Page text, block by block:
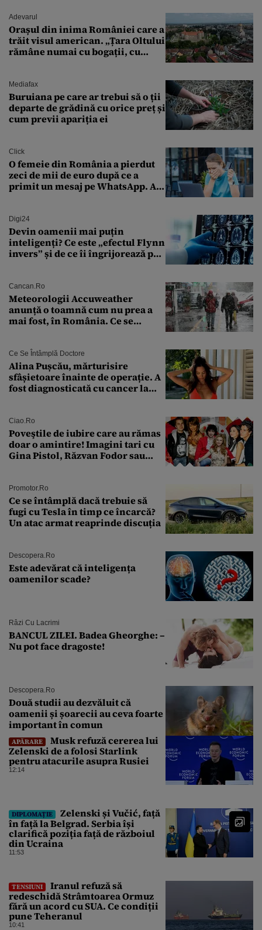
Adevarul
Orașul din inima României care a
trăit visul american. „Țara Oltului
rămâne numai cu bogații, cu
Mediafax
Buruiana pe care ar trebui să o ții
departe de grădină cu orice preț și
cum previi apariția ei
Click
O femeie din România a pierdut
zeci de mii de euro după ce a
primit un mesaj pe WhatsApp. A
Digi24
Devin oamenii mai puțin
inteligenți? Ce este „efectul Flynn
invers” și de ce îi îngrijorează pe
Cancan.ro
Meteorologii Accuweather
anunță o toamnă cum nu prea a
mai fost, în România. Ce se
București. Pe ce dată ninge
Ce Se Întâmplă Doctore
Alina Pușcău, mărturisire
sfâșietoare înainte de operație. A
fost diagnosticată cu cancer la
îmi salvez viața”
Ciao.ro
Poveştile de iubire care au rămas
doar o amintire! Imagini tari cu
Gina Pistol, Răzvan Fodor sau
Promotor.ro
Ce se întâmplă dacă trebuie să
fugi cu Tesla în timp ce încarcă?
Un atac armat reaprinde discuția
Descopera.ro
Este adevărat că inteligența
oamenilor scade?
Râzi Cu Lacrimi
BANCUL ZILEI. Badea Gheorghe: –
Nu pot face dragoste!
Descopera.ro
Două studii au dezvăluit că
oamenii și șoarecii au ceva foarte
important în comun
APĂRARE
Musk refuză cererea lui
Zelenski de a folosi Starlink
pentru atacurile asupra Rusiei
12:14
DIPLOMAȚIE
Zelenski și Vučić, față
în față la Belgrad. Serbia își
clarifică poziția față de războiul
din Ucraina
11:53
TENSIUNI
Iranul refuză să
redeschidă Strâmtoarea Ormuz
fără un acord cu SUA. Ce condiții
pune Teheranul
10:41